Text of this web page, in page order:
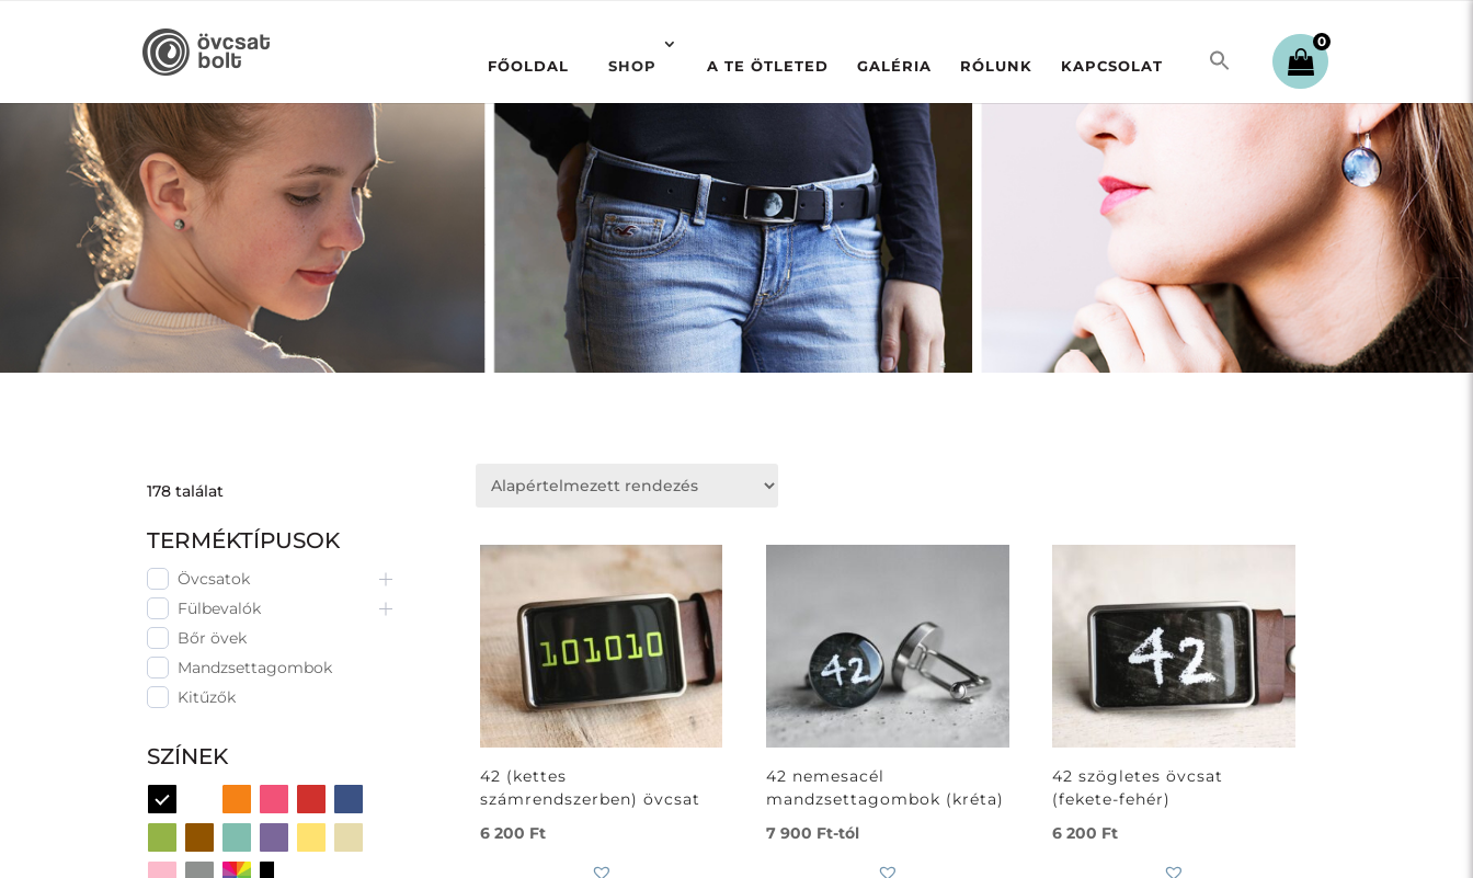
FŐOLDAL SHOP A TE ÖTLETED GALÉRIA RÓLUNK KAPCSOLAT
0
178 találat
TERMÉKTÍPUSOK
Övcsatok
Fülbevalók
Bőr övek
Mandzsettagombok
Kitűzők
SZÍNEK
42 (kettes
számrendszerben) övcsat
6 200 Ft
42 nemesacél
mandzsettagombok (kréta)
7 900 Ft-tól
42 szögletes övcsat
(fekete-fehér)
6 200 Ft